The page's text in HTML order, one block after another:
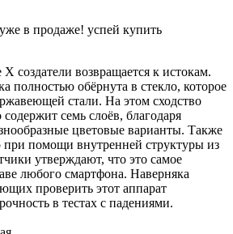
в продаже! успей купить
создатели возвращается к истокам.
полностью обёрнута в стекло, которое
стали. На этом сходство
содержит семь слоёв, благодаря
цветовые варианты. Также
при помощи внутренней структуры из
утверждают, что это самое
любого смартфона. Наверняка
проверить этот аппарат
в тестах с падениями.